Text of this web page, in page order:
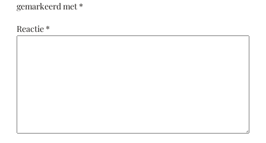
gemarkeerd met *
Reactie *